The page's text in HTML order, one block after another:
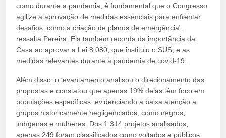
como durante a pandemia, é fundamental que o Congresso
agilize a aprovação de medidas essenciais para enfrentar
desafios, como a criação de planos de emergência”,
ressalta Pereira. Ela também recorda da importância da
Casa ao aprovar a Lei 8.080, que instituiu o SUS, e as
medidas relevantes durante a pandemia de covid-19.
Além disso, o levantamento analisou o direcionamento das
propostas e constatou que apenas 19% delas têm foco em
populações específicas, evidenciando a baixa atenção a
grupos historicamente negligenciados, como negros,
indígenas e mulheres. Dos 1.314 projetos analisados,
apenas 249 foram classificados como voltados a públicos